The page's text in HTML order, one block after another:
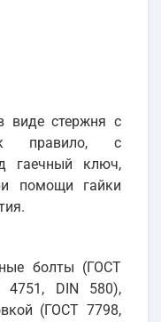
виде стержня с
правило, с
гаечный ключ,
помощи гайки
болты (ГОСТ
4751, DIN 580),
(ГОСТ 7798,